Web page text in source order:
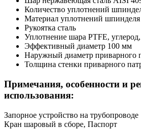
Количество уплотнений
Материал уплотнений шпинделя
Рукоятка сталь
Уплотнение шара PTFE,
Эффективный диаметр 100 мм
Наружный диаметр приварного
Толщина стенки приварного
Примечания, особенности и
использования:
Запорное устройство на трубопроводе
Кран шаровый в сборе, Паспорт